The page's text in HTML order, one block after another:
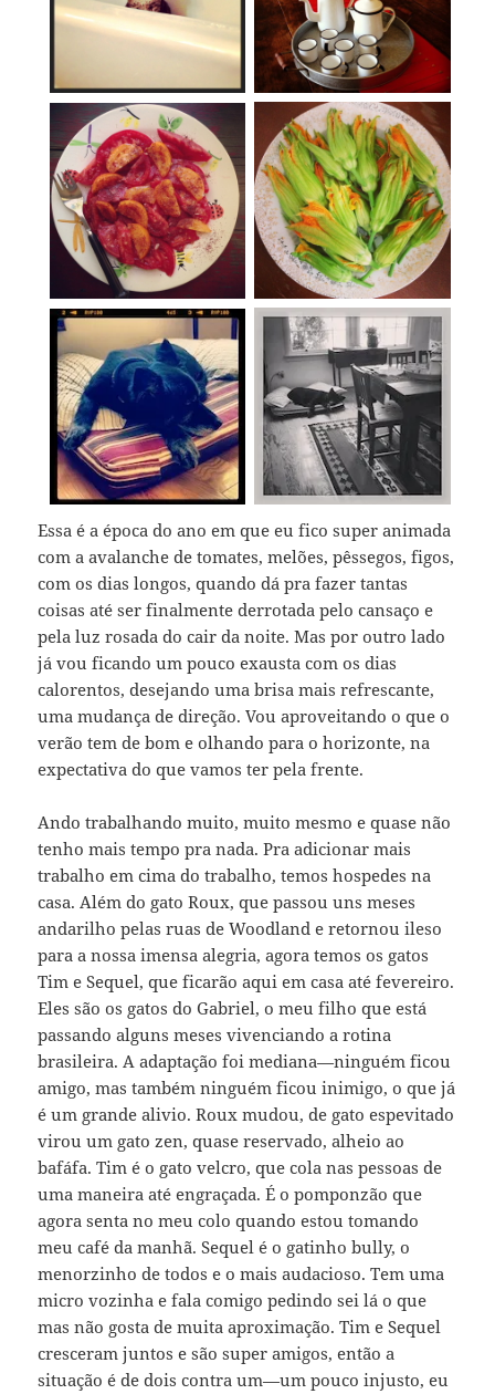
Essa é a época do ano em que eu fico super animada
com a avalanche de tomates, melões, pêssegos, figos,
com os dias longos, quando dá pra fazer tantas
coisas até ser finalmente derrotada pelo cansaço e
pela luz rosada do cair da noite. Mas por outro lado
já vou ficando um pouco exausta com os dias
calorentos, desejando uma brisa mais refrescante,
uma mudança de direção. Vou aproveitando o que o
verão tem de bom e olhando para o horizonte, na
expectativa do que vamos ter pela frente.
Ando trabalhando muito, muito mesmo e quase não
tenho mais tempo pra nada. Pra adicionar mais
trabalho em cima do trabalho, temos hospedes na
casa. Além do gato Roux, que passou uns meses
andarilho pelas ruas de Woodland e retornou ileso
para a nossa imensa alegria, agora temos os gatos
Tim e Sequel, que ficarão aqui em casa até fevereiro.
Eles são os gatos do Gabriel, o meu filho que está
passando alguns meses vivenciando a rotina
brasileira. A adaptação foi mediana—ninguém ficou
amigo, mas também ninguém ficou inimigo, o que já
é um grande alivio. Roux mudou, de gato espevitado
virou um gato zen, quase reservado, alheio ao
bafáfa. Tim é o gato velcro, que cola nas pessoas de
uma maneira até engraçada. É o pomponzão que
agora senta no meu colo quando estou tomando
meu café da manhã. Sequel é o gatinho bully, o
menorzinho de todos e o mais audacioso. Tem uma
micro vozinha e fala comigo pedindo sei lá o que
mas não gosta de muita aproximação. Tim e Sequel
cresceram juntos e são super amigos, então a
situação é de dois contra um—um pouco injusto, eu